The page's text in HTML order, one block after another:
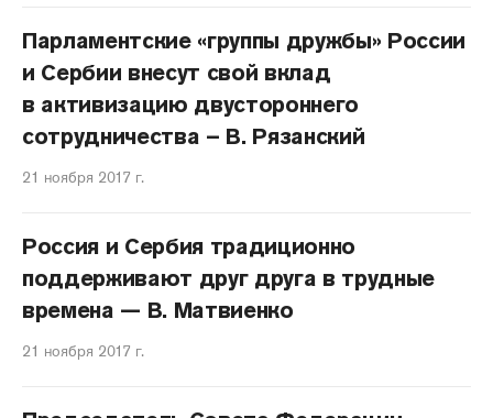
Парламентские «группы дружбы» России
и Сербии внесут свой вклад
в активизацию двустороннего
сотрудничества – В. Рязанский
21 ноября 2017 г.
Россия и Сербия традиционно
поддерживают друг друга в трудные
времена — В. Матвиенко
21 ноября 2017 г.